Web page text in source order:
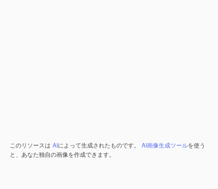
このリソースは AIによって生成されたものです。 AI画像生成ツールを使う
と、あなた独自の画像を作成できます。